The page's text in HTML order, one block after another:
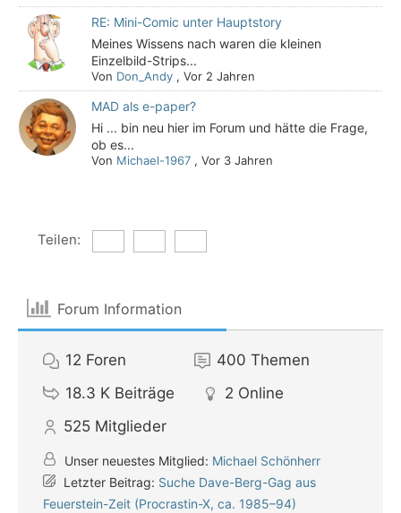
RE: Mini-Comic unter Hauptstory
Meines Wissens nach waren die kleinen
Einzelbild-Strips...
Von Don_Andy ,Vor 2 Jahren
MAD als e-paper?
Hi ... bin neu hier im Forum und hätte die Frage,
ob es...
Von Michael-1967 ,Vor 3 Jahren
Teilen:
Forum Information
12 Foren 400 Themen
18.3 K Beiträge 2 Online
525 Mitglieder
Unser neuestes Mitglied: Michael Schönherr
Letzter Beitrag: Suche Dave-Berg-Gag aus
Feuerstein-Zeit (Procrastin-X, ca. 1985–94)